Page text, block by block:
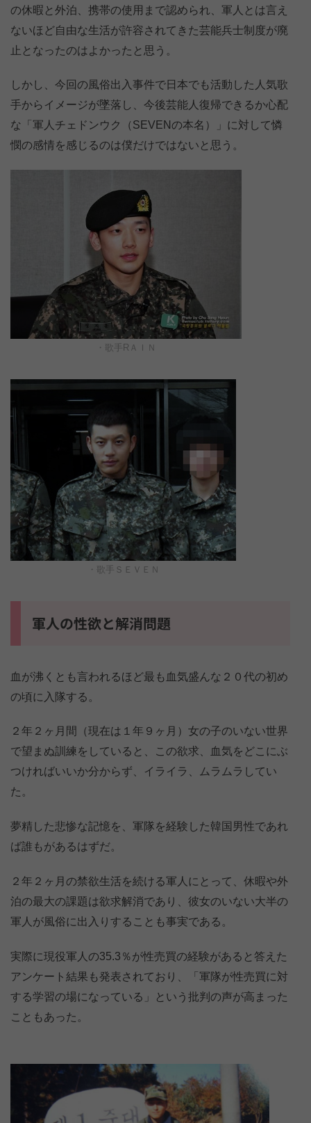
の休暇と外泊、携帯の使用まで認められ、軍人とは言え
ないほど自由な生活が許容されてきた芸能兵士制度が廃
止となったのはよかったと思う。
しかし、今回の風俗出入事件で日本でも活動した人気歌
手からイメージが墜落し、今後芸能人復帰できるか心配
な「軍人チェドンウク（SEVENの本名）」に対して憐
憫の感情を感じるのは僕だけではないと思う。
・歌手RＡＩＮ
・歌手ＳＥＶＥＮ
軍人の性欲と解消問題
血が沸くとも言われるほど最も血気盛んな２０代の初め
の頃に入隊する。
２年２ヶ月間（現在は１年９ヶ月）女の子のいない世界
で望まぬ訓練をしていると、この欲求、血気をどこにぶ
つければいいか分からず、イライラ、ムラムラしてい
た。
夢精した悲惨な記憶を、軍隊を経験した韓国男性であれ
ば誰もがあるはずだ。
２年２ヶ月の禁欲生活を続ける軍人にとって、休暇や外
泊の最大の課題は欲求解消であり、彼女のいない大半の
軍人が風俗に出入りすることも事実である。
実際に現役軍人の35.3％が性売買の経験があると答えた
アンケート結果も発表されており、「軍隊が性売買に対
する学習の場になっている」という批判の声が高まった
こともあった。